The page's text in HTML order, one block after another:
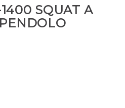
SQUAT A
PENDOLO